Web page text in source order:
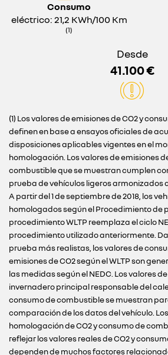
Consumo
eléctrico: 21,2 KWh/100 Km
(1)
Desde
41.100 €
(1) Los valores de emisiones de CO2 y
definen en base a ensayos oficiales de
disposiciones aplicables vigentes en el
homologación. Los valores de emisiones
combustible que se muestran cumplen
prueba de vehículos ligeros armonizados a
A partir del 1 de septiembre de 2018, los
homologados según el Procedimiento de
procedimiento WLTP reemplaza el ciclo
procedimiento utilizado anteriormente.
prueba más realistas, los valores de
emisiones de CO2 según el WLTP son
las medidas según el NEDC. Los valores
invernadero principal responsable del
consumo de combustible se muestran
comparación de los datos del vehículo.
homologación de CO2 y consumo de
reflejar los valores reales de CO2 y
dependen de muchos factores